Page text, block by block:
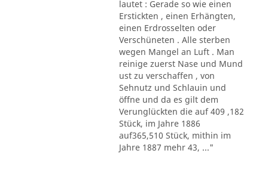
lautet : Gerade so wie einen
Erstickten , einen Erhängten,
einen Erdrosselten oder
Verschüneten . Alle sterben
wegen Mangel an Luft . Man
reinige zuerst Nase und Mund
ust zu verschaffen , von
Sehnutz und Schlauin und
öffne und da es gilt dem
Verunglückten die auf 409 ,182
Stück, im Jahre 1886
auf365,510 Stück, mithin im
Jahre 1887 mehr 43, ..."